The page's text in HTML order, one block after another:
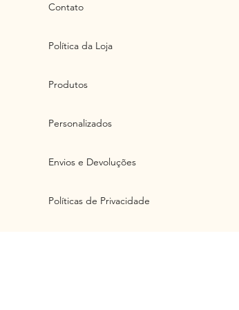
Contato
Política da Loja
Produtos
Personalizados
Envios e Devoluções
Políticas de Privacidade